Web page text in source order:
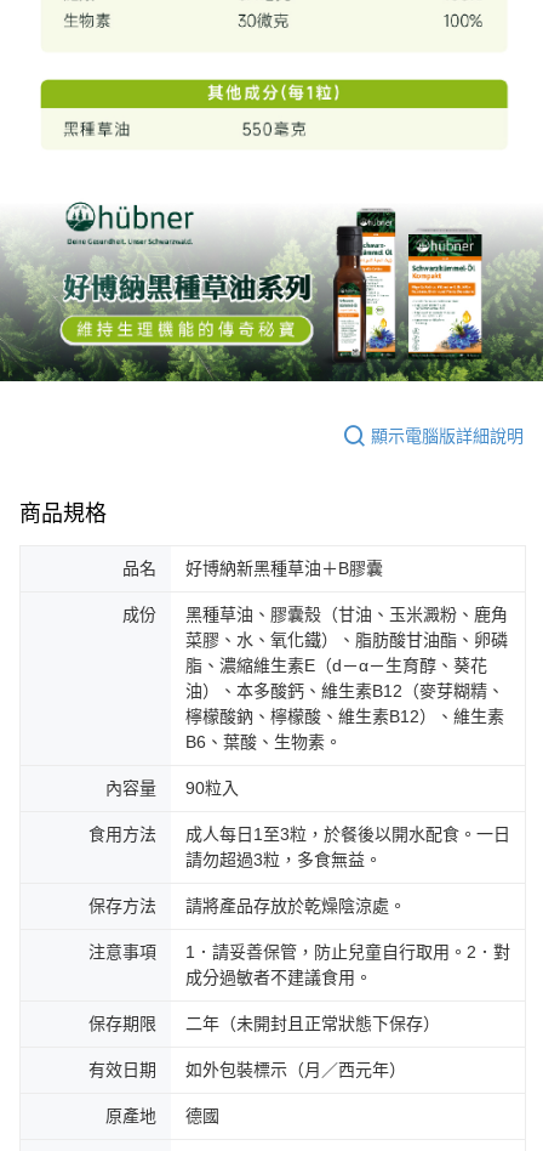
顯示電腦版詳細說明
商品規格
品名 好博納新黑種草油＋B膠囊
成份
黑種草油、膠囊殼（甘油、玉米澱粉、鹿角
菜膠、水、氧化鐵）、脂肪酸甘油酯、卵磷
脂、濃縮維生素E（d－α－生育醇、葵花
油）、本多酸鈣、維生素B12（麥芽糊精、
檸檬酸鈉、檸檬酸、維生素B12）、維生素
B6、葉酸、生物素。
內容量 90粒入
食用方法
成人每日1至3粒，於餐後以開水配食。一日
請勿超過3粒，多食無益。
保存方法 請將產品存放於乾燥陰涼處。
注意事項
1．請妥善保管，防止兒童自行取用。2．對
成分過敏者不建議食用。
保存期限 二年（未開封且正常狀態下保存）
有效日期 如外包裝標示（月／西元年）
原產地 德國